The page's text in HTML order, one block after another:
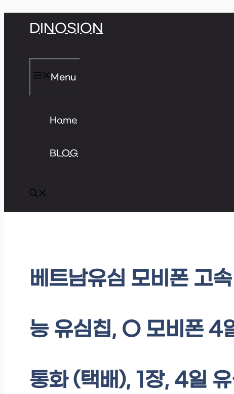
DINOSION
Menu
Home
BLOG
베트남유심 모비폰 고
능 유심칩, O 모비폰 4
통화 (택배), 1장, 4일